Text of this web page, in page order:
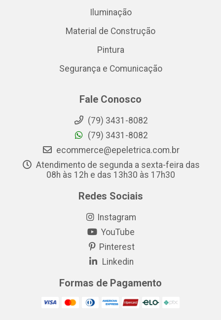
Iluminação
Material de Construção
Pintura
Segurança e Comunicação
Fale Conosco
(79) 3431-8082
(79) 3431-8082
ecommerce@epeletrica.com.br
Atendimento de segunda a sexta-feira das
08h às 12h e das 13h30 às 17h30
Redes Sociais
Instagram
YouTube
Pinterest
Linkedin
Formas de Pagamento